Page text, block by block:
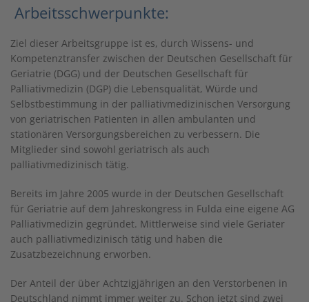
Arbeitsschwerpunkte:
Ziel dieser Arbeitsgruppe ist es, durch Wissens- und
Kompetenztransfer zwischen der Deutschen Gesellschaft für
Geriatrie (DGG) und der Deutschen Gesellschaft für
Palliativmedizin (DGP) die Lebensqualität, Würde und
Selbstbestimmung in der palliativmedizinischen Versorgung
von geriatrischen Patienten in allen ambulanten und
stationären Versorgungsbereichen zu verbessern. Die
Mitglieder sind sowohl geriatrisch als auch
palliativmedizinisch tätig.
Bereits im Jahre 2005 wurde in der Deutschen Gesellschaft
für Geriatrie auf dem Jahreskongress in Fulda eine eigene AG
Palliativmedizin gegründet. Mittlerweise sind viele Geriater
auch palliativmedizinisch tätig und haben die
Zusatzbezeichnung erworben.
Der Anteil der über Achtzigjährigen an den Verstorbenen in
Deutschland nimmt immer weiter zu. Schon jetzt sind zwei